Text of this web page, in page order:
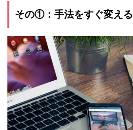
その①：手法をすぐ変える